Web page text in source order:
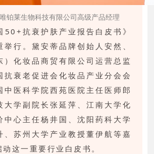
铂莱生物科技有限公司高级产品经理
50+抗衰护肤产业报告白皮书》
举行。黛安蒂品牌创始人安然、
）化妆品商贸有限公司运营总监
抗衰老促进会化妆品产业分会会
中医科学院西苑医院主任医师郎
大学副院长张延萍、江南大学化
中心主任杨井国、沈阳药科大学
、苏州大学产业教授董伊航等嘉
这一重要行业白皮书。